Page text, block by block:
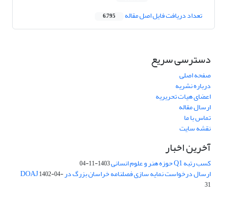
تعداد دریافت فایل اصل مقاله 6,795
دسترسی سریع
صفحه اصلی
درباره نشریه
اعضای هیات تحریریه
ارسال مقاله
تماس با ما
نقشه سایت
آخرین اخبار
کسب رتبه Q1 حوزه هنر و علوم انسانی 1403-11-04
ارسال درخواست نمایه سازی فصلنامه خراسان بزرگ در DOAJ1402-04-
31